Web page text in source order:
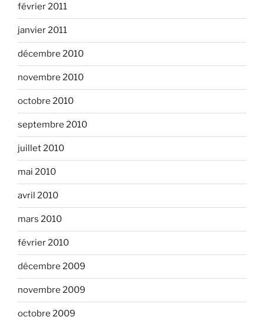
février 2011
janvier 2011
décembre 2010
novembre 2010
octobre 2010
septembre 2010
juillet 2010
mai 2010
avril 2010
mars 2010
février 2010
décembre 2009
novembre 2009
octobre 2009